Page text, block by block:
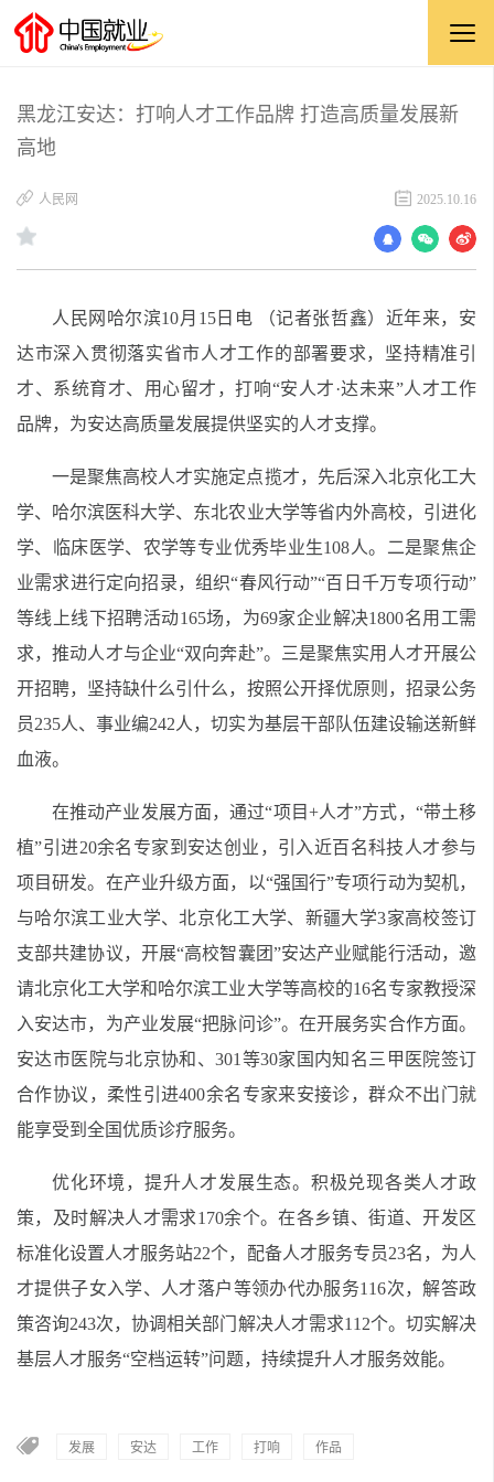
黑龙江安达：打响人才工作品牌 打造高质量发展新
高地
​人民网 2025.10.16
人民网哈尔滨10月15日电 （记者张哲鑫）近年来，安
达市深入贯彻落实省市人才工作的部署要求，坚持精准引
才、系统育才、用心留才，打响“安人才·达未来”人才工作
品牌，为安达高质量发展提供坚实的人才支撑。
一是聚焦高校人才实施定点揽才，先后深入北京化工大
学、哈尔滨医科大学、东北农业大学等省内外高校，引进化
学、临床医学、农学等专业优秀毕业生108人。二是聚焦企
业需求进行定向招录，组织“春风行动”“百日千万专项行动”
等线上线下招聘活动165场，为69家企业解决1800名用工需
求，推动人才与企业“双向奔赴”。三是聚焦实用人才开展公
开招聘，坚持缺什么引什么，按照公开择优原则，招录公务
员235人、事业编242人，切实为基层干部队伍建设输送新鲜
血液。
在推动产业发展方面，通过“项目+人才”方式，“带土移
植”引进20余名专家到安达创业，引入近百名科技人才参与
项目研发。在产业升级方面，以“强国行”专项行动为契机，
与哈尔滨工业大学、北京化工大学、新疆大学3家高校签订
支部共建协议，开展“高校智囊团”安达产业赋能行活动，邀
请北京化工大学和哈尔滨工业大学等高校的16名专家教授深
入安达市，为产业发展“把脉问诊”。在开展务实合作方面。
安达市医院与北京协和、301等30家国内知名三甲医院签订
合作协议，柔性引进400余名专家来安接诊，群众不出门就
能享受到全国优质诊疗服务。
优化环境，提升人才发展生态。积极兑现各类人才政
策，及时解决人才需求170余个。在各乡镇、街道、开发区
标准化设置人才服务站22个，配备人才服务专员23名，为人
才提供子女入学、人才落户等领办代办服务116次，解答政
策咨询243次，协调相关部门解决人才需求112个。切实解决
基层人才服务“空档运转”问题，持续提升人才服务效能。
发展 安达 工作 打响 作品